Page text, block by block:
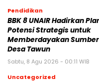
Pendidikan
BBK 8 UNAIR Hadirkan
Potensi Strategis untuk
Memberdayakan
Desa Tawun
Sabtu, 8 Agu 2026 - 00:11 WIB
Uncategorized